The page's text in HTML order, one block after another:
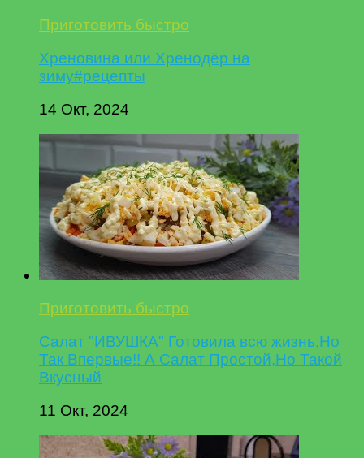
Приготовить быстро
Хреновина или Хренодёр на
зиму#рецепты
14 Окт, 2024
Приготовить быстро
Салат "ИВУШКА" Готовила всю жизнь,Но
Так Впервые!! А Салат Простой,Но Такой
Вкусный
11 Окт, 2024